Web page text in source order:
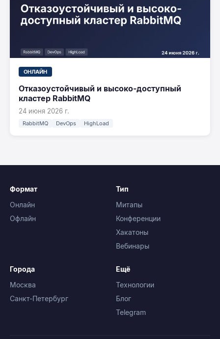
ОНЛАЙН
Отказоустойчивый и высоко-доступный
кластер RabbitMQ
24 июня 2026 г.
RabbitMQ DevOps HighLoad
Формат
Онлайн
Офлайн
Тип
Митапы
Конференции
Хакатоны
Вебинары
Города
Москва
Санкт-Петербург
Ещё
Технологии
Блог
Telegram